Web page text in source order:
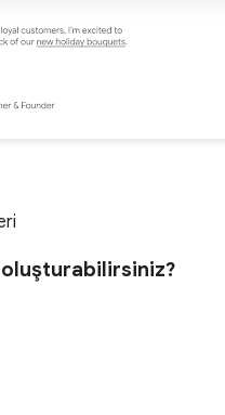
oluşturabilirsiniz?